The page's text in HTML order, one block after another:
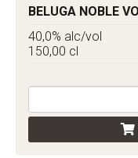
BELUGA NOBLE
40,0% alc/vol
150,00 cl